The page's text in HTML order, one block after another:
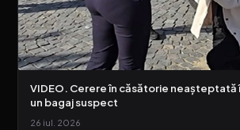
VIDEO. Cerere în căsătorie neașteptată
un bagaj suspect
26 iul. 2026